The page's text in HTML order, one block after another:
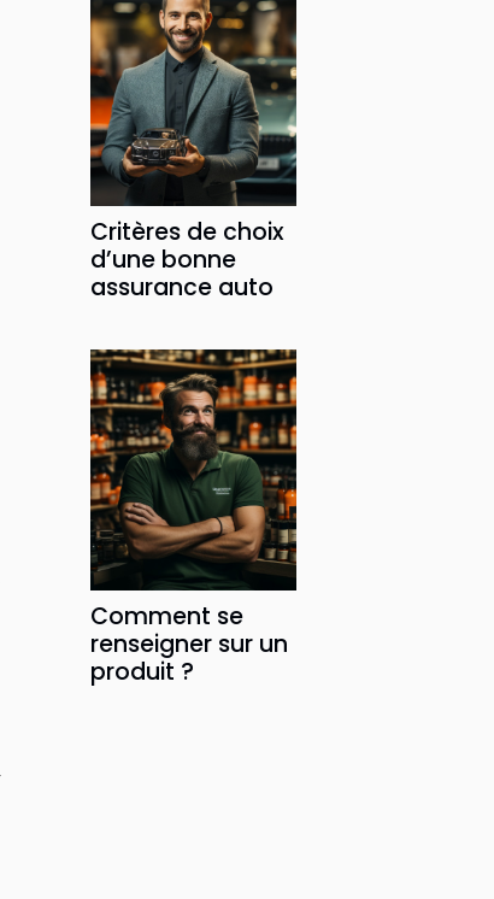
Critères de choix
d’une bonne
assurance auto
Comment se
renseigner sur un
produit ?